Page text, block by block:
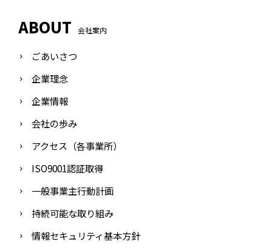
ABOUT 会社案内
ごあいさつ
企業理念
企業情報
会社の歩み
アクセス（各事業所）
ISO9001認証取得
一般事業主行動計画
持続可能な取り組み
情報セキュリティ基本方針